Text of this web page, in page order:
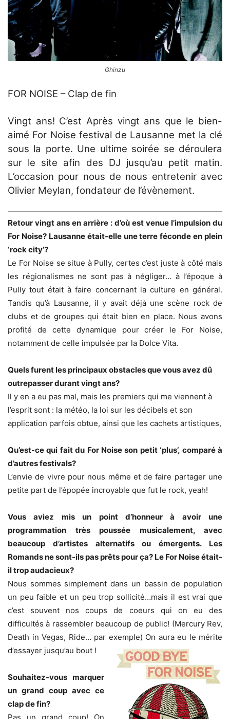
Ghinzu
FOR NOISE – Clap de fin
Vingt ans! C’est Après vingt ans que le bien-
aimé For Noise festival de Lausanne met la clé
sous la porte. Une ultime soirée se déroulera
sur le site afin des DJ jusqu’au petit matin.
L’occasion pour nous de nous entretenir avec
Olivier Meylan, fondateur de l’évènement.
Retour vingt ans en arrière : d’où est venue l’impulsion du
For Noise? Lausanne était-elle une terre féconde en plein
‘rock city’?
Le For Noise se situe à Pully, certes c’est juste à côté mais
les régionalismes ne sont pas à négliger… à l’époque à
Pully tout était à faire concernant la culture en général.
Tandis qu’à Lausanne, il y avait déjà une scène rock de
clubs et de groupes qui était bien en place. Nous avons
profité de cette dynamique pour créer le For Noise,
notamment de celle impulsée par la Dolce Vita.
Quels furent les principaux obstacles que vous avez dû
outrepasser durant vingt ans?
Il y en a eu pas mal, mais les premiers qui me viennent à
l’esprit sont : la météo, la loi sur les décibels et son
application parfois obtue, ainsi que les cachets artistiques,
Qu’est-ce qui fait du For Noise son petit ‘plus’, comparé à
d’autres festivals?
L’envie de vivre pour nous même et de faire partager une
petite part de l’épopée incroyable que fut le rock, yeah!
Vous aviez mis un point d’honneur à avoir une
programmation très poussée musicalement, avec
beaucoup d’artistes alternatifs ou émergents. Les
Romands ne sont-ils pas prêts pour ça? Le For Noise était-
il trop audacieux?
Nous sommes simplement dans un bassin de population
un peu faible et un peu trop sollicité…mais il est vrai que
c’est souvent nos coups de coeurs qui on eu des
difficultés à rassembler beaucoup de public! (Mercury Rev,
Death in Vegas, Ride… par exemple) On aura eu le mérite
d’essayer jusqu’au bout !
Souhaitez-vous marquer
un grand coup avec ce
clap de fin?